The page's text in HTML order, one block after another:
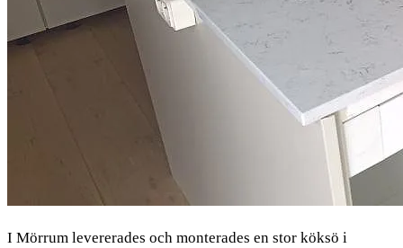
I Mörrum levererades och monterades en stor köksö i